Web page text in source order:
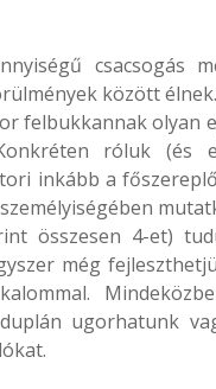
csacsogás
között
felbukkannak olyan
róluk (és
inkább a
összesen 4-et)
még
ugorhatunk